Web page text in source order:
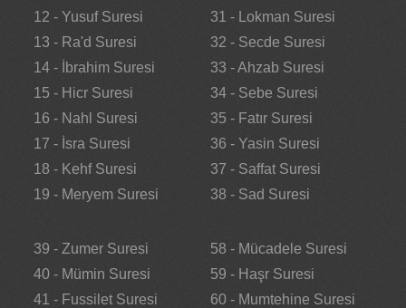
12 - Yusuf Suresi
13 - Ra'd Suresi
14 - İbrahim Suresi
15 - Hicr Suresi
16 - Nahl Suresi
17 - İsra Suresi
18 - Kehf Suresi
19 - Meryem Suresi
31 - Lokman Suresi
32 - Secde Suresi
33 - Ahzab Suresi
34 - Sebe Suresi
35 - Fatır Suresi
36 - Yasin Suresi
37 - Saffat Suresi
38 - Sad Suresi
39 - Zumer Suresi
40 - Mümin Suresi
41 - Fussilet Suresi
58 - Mücadele Suresi
59 - Haşr Suresi
60 - Mumtehine Suresi